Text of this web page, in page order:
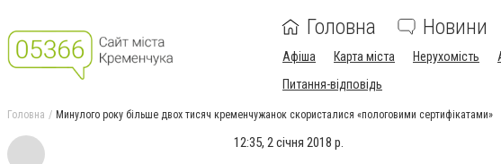
Головна Новини
Афіша Карта міста Нерухомість
Питання-відповідь
Головна Минулого року більше двох тисяч кременчужанок скористалися «пологовими сертифікатами»
12:35, 2 січня 2018 р.